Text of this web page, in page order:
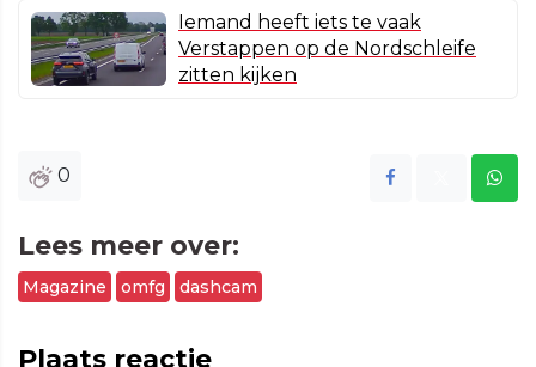
Iemand heeft iets te vaak
Verstappen op de Nordschleife
zitten kijken
0
Lees meer over:
Magazine omfg dashcam
Plaats reactie